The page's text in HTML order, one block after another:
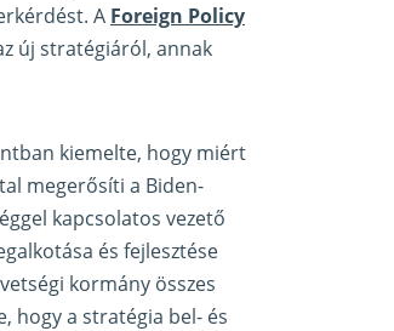
A Foreign Policy
új stratégiáról, annak
kiemelte, hogy miért
megerősíti a Biden-
kapcsolatos vezető
és fejlesztése
kormány összes
hogy a stratégia bel- és